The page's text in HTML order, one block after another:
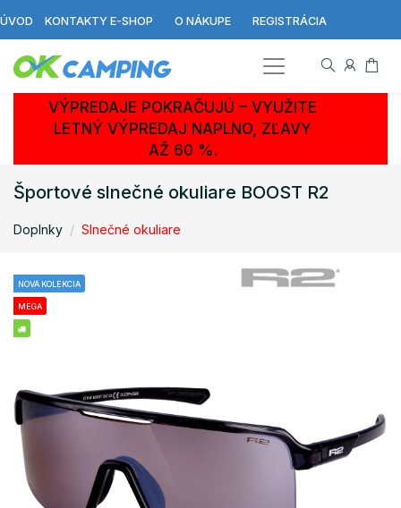
ÚVOD KONTAKTY E-SHOP O NÁKUPE REGISTRÁCIA
VÝPREDAJE POKRAČUJÚ – VYUŽITE
LETNÝ VÝPREDAJ NAPLNO, ZĽAVY
AŽ 60 %.
Športové slnečné okuliare BOOST R2
Doplnky Slnečné okuliare
NOVÁ KOLEKCIA
MEGA